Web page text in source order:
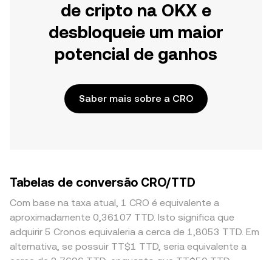
de cripto na OKX e
desbloqueie um maior
potencial de ganhos
Saber mais sobre a CRO
Tabelas de conversão CRO/TTD
Com base na taxa atual, 1 CRO é equivalente a
aproximadamente 0,36107 TTD. Isto significa que
adquirir 5 Cronos equivaleria a cerca de 1,8053 TTD. Em
alternativa, se possuir TT$1 TTD, seria equivalente a